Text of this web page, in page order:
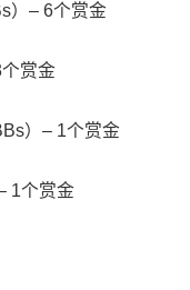
）– 6个赏金
赏金
）– 1个赏金
1个赏金